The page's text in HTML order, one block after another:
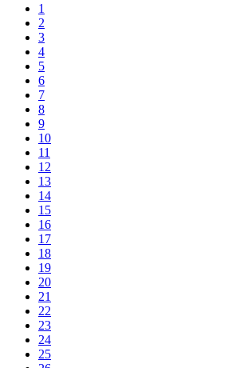
1
2
3
4
5
6
7
8
9
10
11
12
13
14
15
16
17
18
19
20
21
22
23
24
25